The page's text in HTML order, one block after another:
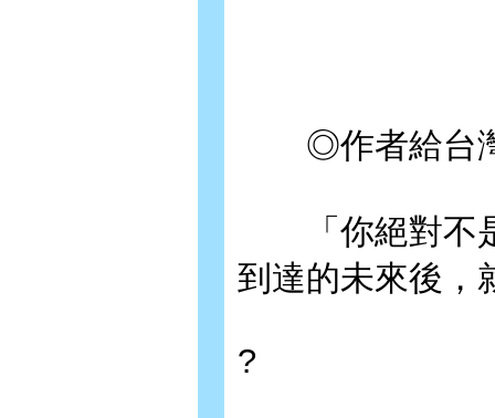
◎作者給台灣
「你絕對不是
到達的未來後，
?